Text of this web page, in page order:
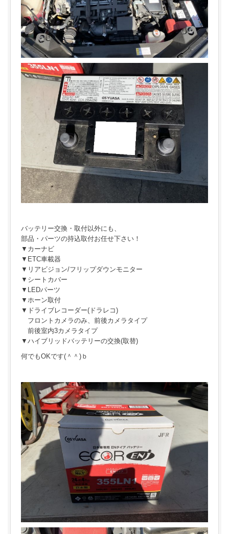
バッテリー交換・取付以外にも、
部品・パーツの持込取付お任せ下さい！
▼カーナビ
▼ETC車載器
▼リアビジョン/フリップダウンモニター
▼シートカバー
▼LEDパーツ
▼ホーン取付
▼ドライブレコーダー(ドラレコ)
フロントカメラのみ、前後カメラタイプ
前後室内3カメラタイプ
▼ハイブリッドバッテリーの交換(取替)
何でもOKです(＾＾)ｂ